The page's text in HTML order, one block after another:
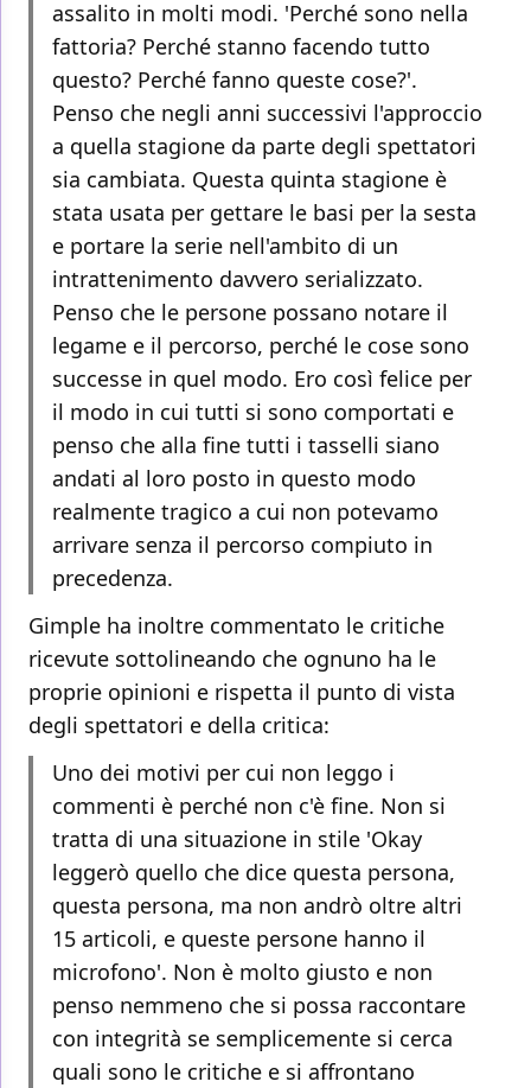
assalito in molti modi. 'Perché sono nella
fattoria? Perché stanno facendo tutto
questo? Perché fanno queste cose?'.
Penso che negli anni successivi l'approccio
a quella stagione da parte degli spettatori
sia cambiata. Questa quinta stagione è
stata usata per gettare le basi per la sesta
e portare la serie nell'ambito di un
intrattenimento davvero serializzato.
Penso che le persone possano notare il
legame e il percorso, perché le cose sono
successe in quel modo. Ero così felice per
il modo in cui tutti si sono comportati e
penso che alla fine tutti i tasselli siano
andati al loro posto in questo modo
realmente tragico a cui non potevamo
arrivare senza il percorso compiuto in
precedenza.
Gimple ha inoltre commentato le critiche
ricevute sottolineando che ognuno ha le
proprie opinioni e rispetta il punto di vista
degli spettatori e della critica:
Uno dei motivi per cui non leggo i
commenti è perché non c'è fine. Non si
tratta di una situazione in stile 'Okay
leggerò quello che dice questa persona,
questa persona, ma non andrò oltre altri
15 articoli, e queste persone hanno il
microfono'. Non è molto giusto e non
penso nemmeno che si possa raccontare
con integrità se semplicemente si cerca
quali sono le critiche e si affrontano